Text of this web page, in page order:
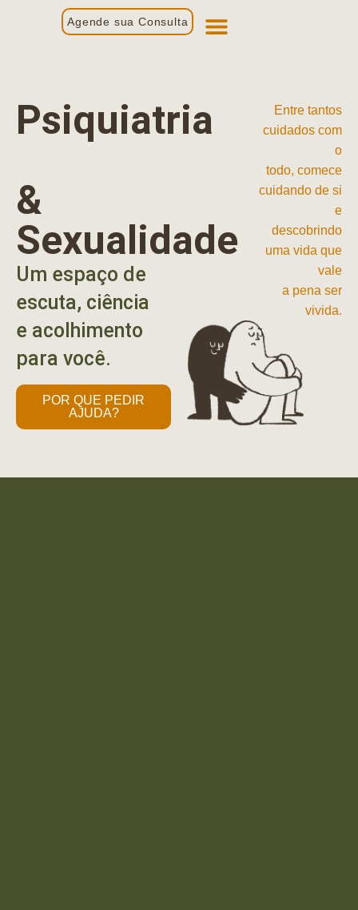
Agende sua Consulta
Psiquiatria
&
Sexualidade
Um espaço de
escuta, ciência
e acolhimento
para você.
POR QUE PEDIR
AJUDA?
Entre tantos
cuidados com
o
todo, comece
cuidando de si
e
descobrindo
uma vida que
vale
a pena ser
vivida.